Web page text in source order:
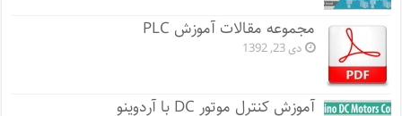
مجموعه مقالات آموزش PLC
دی 23, 1392
آموزش کنترل موتور DC با آردوینو